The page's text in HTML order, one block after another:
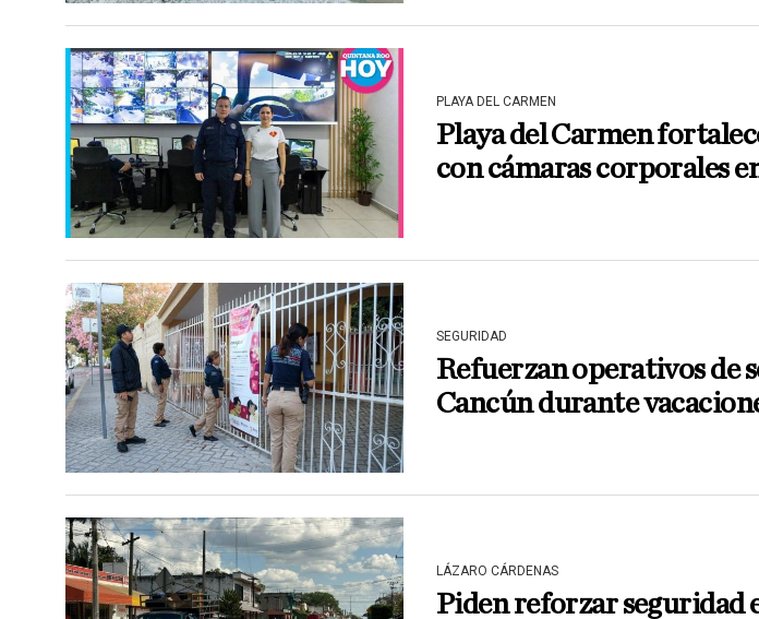
PLAYA DEL CARMEN
Playa del Carmen
con cámaras corporales
SEGURIDAD
Refuerzan operativos de
Cancún durante
LÁZARO CÁRDENAS
Piden reforzar seguridad